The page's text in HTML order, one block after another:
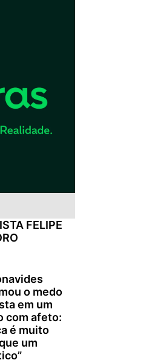
FELIPE
o medo
em um
com afeto:
é muito
um